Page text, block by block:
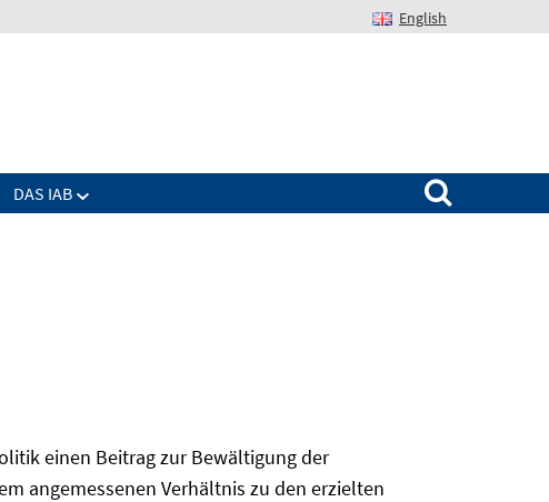
English
DAS IAB
Suchen nach:
einen Beitrag zur Bewältigung der
angemessenen Verhältnis zu den erzielten